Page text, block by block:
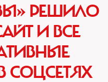
РЕШИЛО
И ВСЕ
СОЦСЕТЯХ